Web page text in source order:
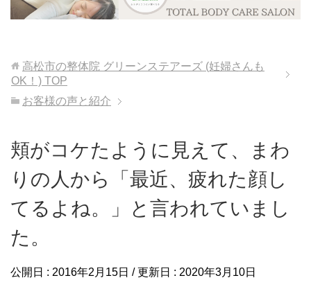
高松市の整体院 グリーンステアーズ (妊婦さんも
OK！) TOP
お客様の声と紹介
頬がコケたように見えて、まわ
りの人から「最近、疲れた顔し
てるよね。」と言われていまし
た。
公開日 : 2016年2月15日 / 更新日 : 2020年3月10日